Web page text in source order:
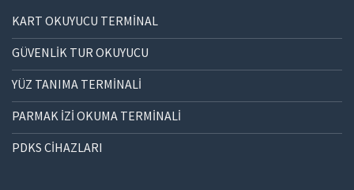
KART OKUYUCU TERMİNAL
GÜVENLİK TUR OKUYUCU
YÜZ TANIMA TERMİNALİ
PARMAK İZİ OKUMA TERMİNALİ
PDKS CİHAZLARI